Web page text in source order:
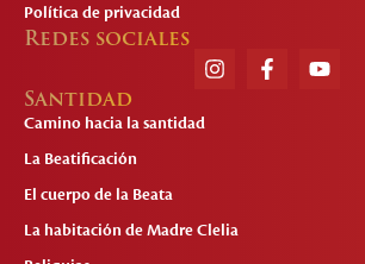
Política de privacidad
Redes sociales
Santidad
Camino hacia la santidad
La Beatificación
El cuerpo de la Beata
La habitación de Madre Clelia